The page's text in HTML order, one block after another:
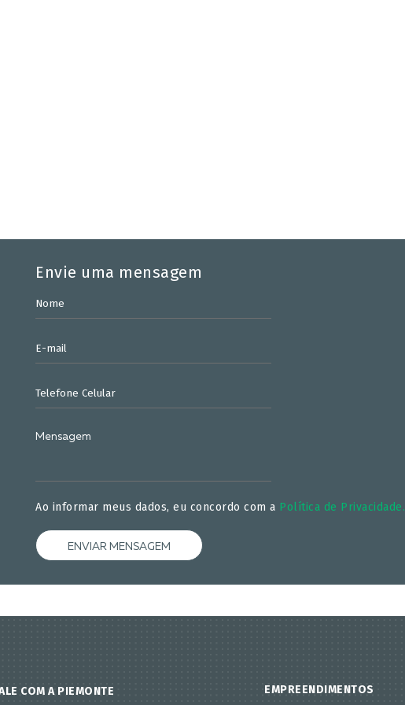
Envie uma mensagem
Ao informar meus dados, eu concordo com a Política de Privacidade.
ENVIAR MENSAGEM
COM A PIEMONTE EMPREENDIMENTOS